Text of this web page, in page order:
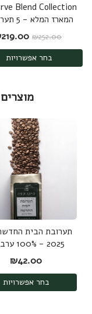
Blend Collection
המארז
היוקרה: ג'מייקה,
אינדונזיה, ברזיל
1.25 ק"ג
₪252.00 המחיר
219.00
בחר אפשרויות
תערובת הבית
2025 -
משלושה מקורות
₪42.00
בחר אפשרויות